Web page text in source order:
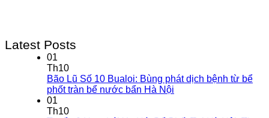
Latest Posts
01
Th10
Bão Lũ Số 10 Bualoi: Bùng phát dịch bệnh từ bể
phốt tràn bể nước bẩn Hà Nội
01
Th10